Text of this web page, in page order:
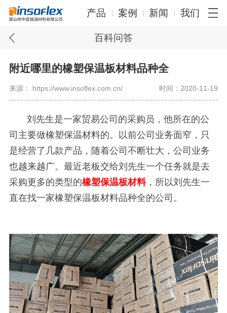
产品 案例 新闻 我们
百科问答
附近哪里的橡塑保温板材料品种全
来源： https://www.insoflex.com.cn/ 时间：2020-11-19
刘先生是一家贸易公司的采购员，他所在的公
司主要做橡塑保温材料的。以前公司业务面窄，只
是经营了几款产品，随着公司不断壮大，公司业务
也越来越广。最近老板交给刘先生一个任务就是去
采购更多的类型的橡塑保温板材料，所以刘先生一
直在找一家橡塑保温板材料品种全的公司。